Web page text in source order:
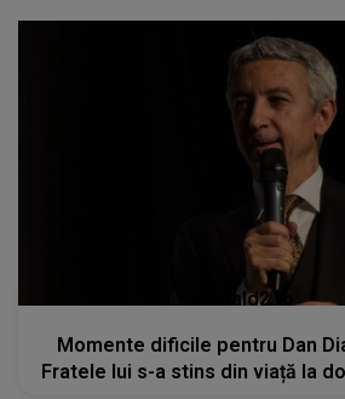
kanald2.ro
Momente dificile pentru Dan
Fratele lui s-a stins din viață la